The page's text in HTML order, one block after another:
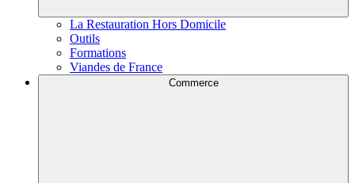
La Restauration Hors Domicile
Outils
Formations
Viandes de France
Commerce